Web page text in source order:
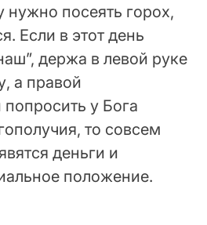
нужно посеять горох,
Если в этот день
держа в левой руке
а правой
попросить у Бога
то совсем
деньги и
положение.